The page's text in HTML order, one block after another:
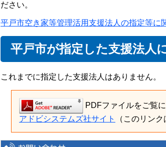
ださい。
平戸市空き家等管理活用支援法人の指定等に
平戸市が指定した支援法人
これまでに指定した支援法人はありません。
PDFファイルをご覧
アドビシステムズ社サイト
（このリン